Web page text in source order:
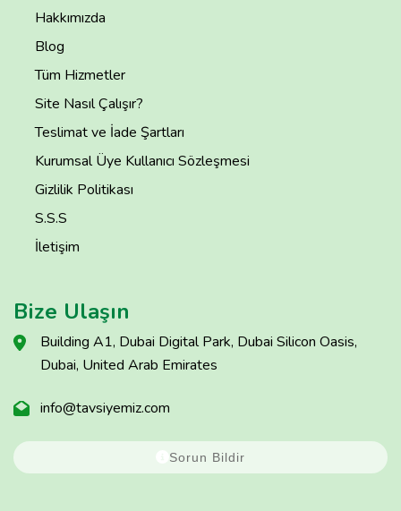
Hakkımızda
Blog
Tüm Hizmetler
Site Nasıl Çalışır?
Teslimat ve İade Şartları
Kurumsal Üye Kullanıcı Sözleşmesi
Gizlilik Politikası
S.S.S
İletişim
Bize Ulaşın
Building A1, Dubai Digital Park, Dubai Silicon Oasis,
Dubai, United Arab Emirates
info@tavsiyemiz.com
Sorun Bildir